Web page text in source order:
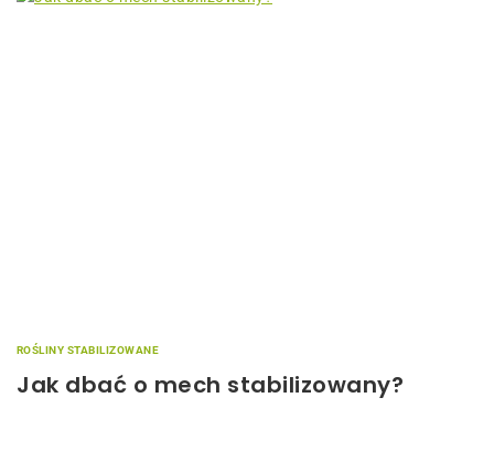
ROŚLINY STABILIZOWANE
Jak dbać o mech stabilizowany?